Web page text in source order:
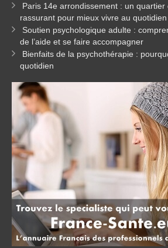
Paris 14e arrondissement : un quartier
rassurant pour mieux vivre au quotidien
Soutien psychologique adulte :
de l’aide et se faire accompagner
Bienfaits de la psychothérapie :
quotidien